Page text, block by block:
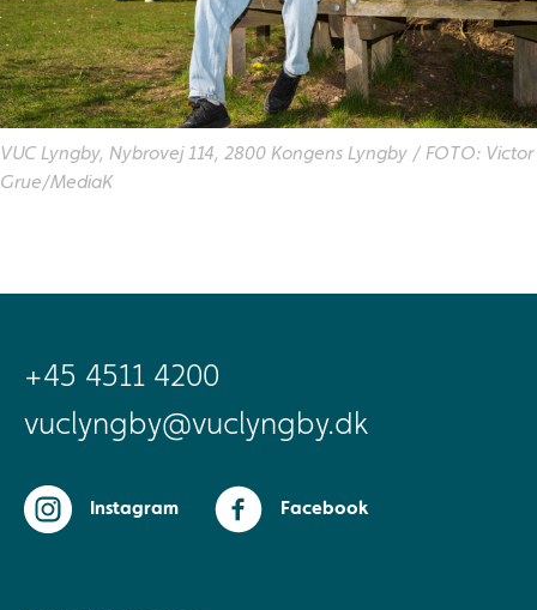
VUC Lyngby, Nybrovej 114, 2800 Kongens Lyngby / FOTO: Victor
Grue/MediaK
+45 4511 4200
vuclyngby@vuclyngby.dk
Instagram Facebook